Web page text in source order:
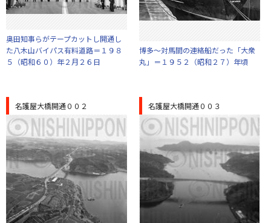
奥田知事らがテープカットし開通し
た八木山バイパス有料道路＝１９８
５（昭和６０）年２月２６日
博多～対馬間の連絡船だった「大衆
丸」＝１９５２（昭和２７）年頃
名護屋大橋開通００２ 名護屋大橋開通００３